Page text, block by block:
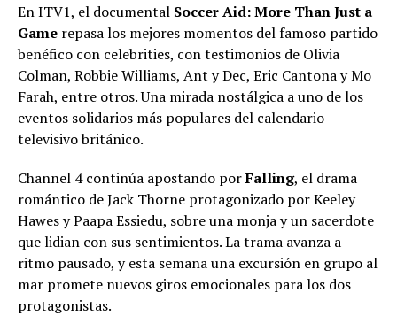
En ITV1, el documental Soccer Aid: More Than Just a
Game repasa los mejores momentos del famoso partido
benéfico con celebrities, con testimonios de Olivia
Colman, Robbie Williams, Ant y Dec, Eric Cantona y Mo
Farah, entre otros. Una mirada nostálgica a uno de los
eventos solidarios más populares del calendario
televisivo británico.
Channel 4 continúa apostando porFalling, el drama
romántico de Jack Thorne protagonizado por Keeley
Hawes y Paapa Essiedu, sobre una monja y un sacerdote
que lidian con sus sentimientos. La trama avanza a
ritmo pausado, y esta semana una excursión en grupo al
mar promete nuevos giros emocionales para los dos
protagonistas.